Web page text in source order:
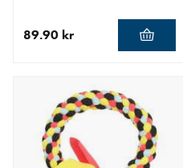
89.90 kr